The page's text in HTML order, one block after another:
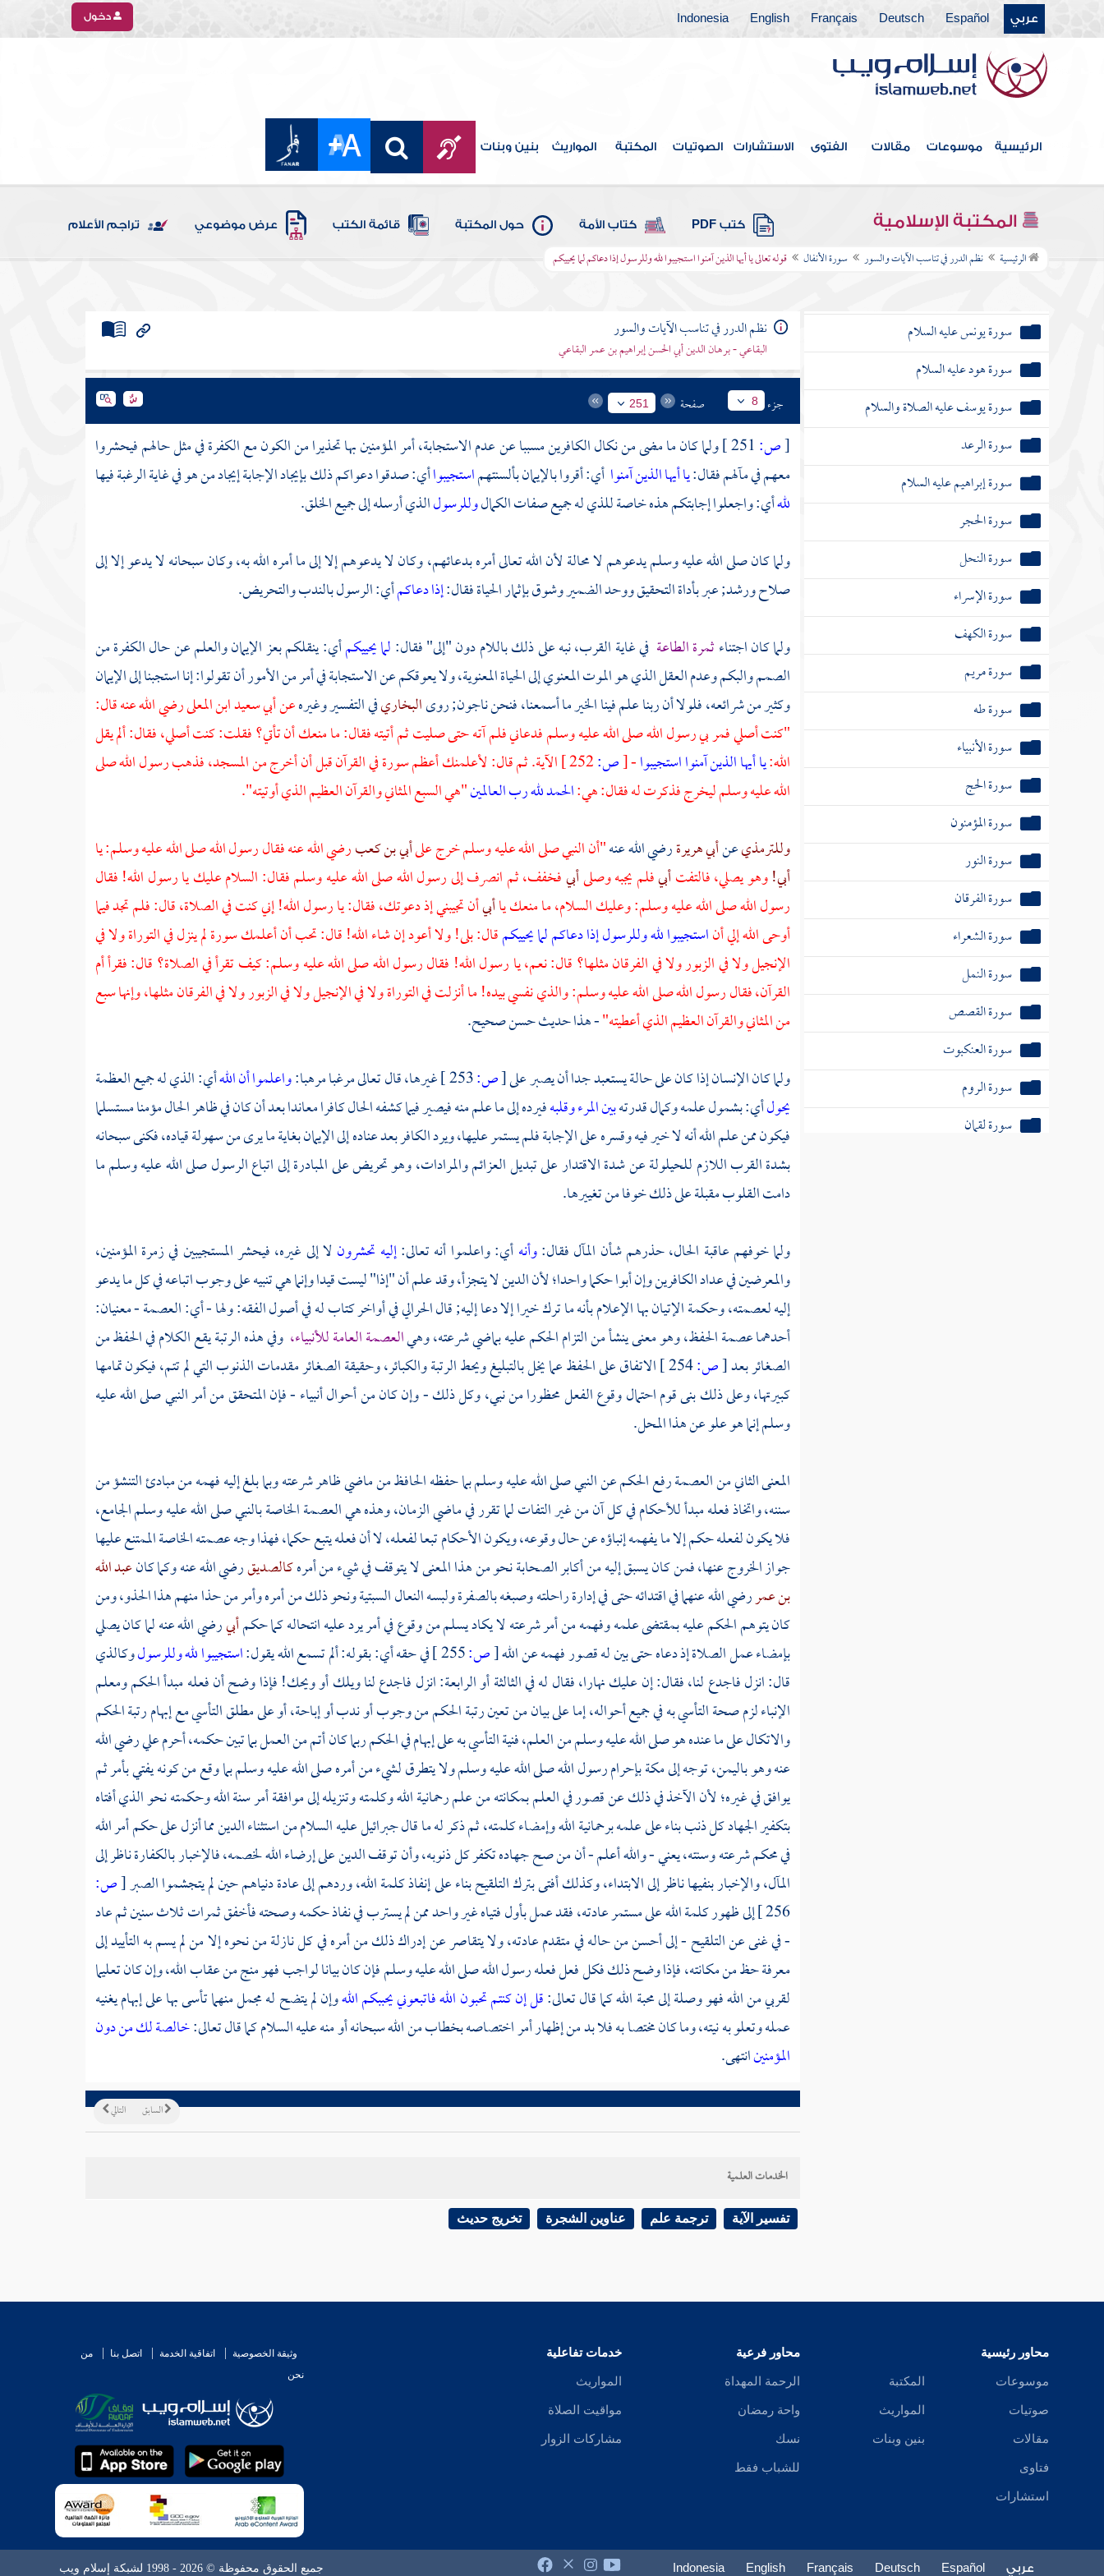
عربي Español
Deutsch
Français
English
Indonesia دخول
الرئيسية موسوعات مقالات الفتوى الاستشارات الصوتيات المكتبة المواريث بنين وبنات
المكتبة الإسلامية كتب PDF كتاب الأمة حول المكتبة قائمة الكتب عرض موضوعي تراجم الأعلام
الرئيسية نظم الدرر في تناسب الآيات والسور سورة الأنفال قوله تعالى يا أيها الذين آمنوا استجيبوا لله وللرسول إذا دعاكم لما يحييكم
سورة البقرة
سورة آل عمران
سورة النساء
سورة " المائدة
سورة الأنعام
سورة الأعراف
سورة الأنفال
سورة يونس عليه السلام
سورة هود عليه السلام
سورة يوسف عليه الصلاة والسلام
سورة الرعد
سورة إبراهيم عليه السلام
سورة الحجر
سورة النحل
سورة الإسراء
سورة الكهف
سورة مريم
سورة طه
سورة الأنبياء
سورة الحج
سورة المؤمنون
سورة النور
سورة الفرقان
سورة الشعراء
سورة النمل
سورة القصص
سورة العنكبوت
سورة الروم
سورة لقمان
سورة الجمعة
سورة التغابن
سورة الطلاق
سورة الملك
سورة الحاقة
نظم الدرر في تناسب الآيات والسور
البقاعي - برهان الدين أبي الحسن إبراهيم بن عمر البقاعي
جزء 8 صفحة 251
[ص:
ولما كان ما مضى من نكال الكافرين مسببا عن عدم الاستجابة، أمر المؤمنين بها تحذيرا من الكون مع الكفرة في مثل حالهم فيحشروا
معهم في مآلهم فقال:يا أيها الذين آمنوا أي: أقروا بالإيمان بألسنتهماستجيبواأي: صدقوا دعواكم ذلك بإيجاد الإجابة إيجاد من هو في غاية الرغبة فيها
للهأي: واجعلوا إجابتكم هذه خاصة للذي له جميع صفات الكمالوللرسولالذي أرسله إلى جميع الخلق.
ولما كان صلى الله عليه وسلم يدعوهم لا محالة لأن الله تعالى أمره بدعائهم، وكان لا يدعوهم إلا إلى ما أمره الله به، وكان سبحانه لا يدعو إلا إلى
صلاح ورشد; عبر بأداة التحقيق ووحد الضمير وشوق بإثمار الحياة فقال:إذا دعاكمأي: الرسول بالندب والتحريض.
ولما كان اجتناءثمرة الطاعة في غاية القرب، نبه على ذلك باللام دون "إلى" فقال:لما يحييكمأي: ينقلكم بعز الإيمان والعلم عن حال الكفرة من
الصمم والبكم وعدم العقل الذي هو الموت المعنوي إلى الحياة المعنوية، ولا يعوقكم عن الاستجابة في أمر من الأمور أن تقولوا: إنا استجبنا إلى الإيمان
وكثير من شرائعه، فلولا أن ربنا علم فينا الخير ما أسمعنا، فنحن ناجون; روىالبخاريفي التفسير وغيرهعنأبي سعيد ابن المعلىرضي الله عنه قال:
"كنت أصلي فمر بي رسول الله صلى الله عليه وسلم فدعاني فلم آته حتى صليت ثم أتيته فقال: ما منعك أن تأتي؟ فقلت: كنت أصلي، فقال: ألم يقل
الله:يا أيها الذين آمنوا استجيبوا-
[ص:
الآية. ثم قال: لأعلمنك أعظم سورة في القرآن قبل أن أخرج من المسجد، فذهب رسول الله صلى
الله عليه وسلم ليخرج فذكرت له فقال: هي:الحمد لله رب العالمين"هي السبع المثاني والقرآن العظيم الذي أوتيته".
وللترمذيعنأبي هريرةرضي الله عنه"أن النبي صلى الله عليه وسلم خرج علىأبي بن كعبرضي الله عنه فقال رسول الله صلى الله عليه وسلم: يا
أبي!وهو يصلي، فالتفتأبيفلم يجبه وصلىأبيفخفف، ثم انصرف إلى رسول الله صلى الله عليه وسلم فقال: السلام عليك يا رسول الله! فقال
رسول الله صلى الله عليه وسلم: وعليك السلام، ما منعك ياأبيأن تجيبني إذ دعوتك، فقال: يا رسول الله! إني كنت في الصلاة، قال: فلم تجد فيما
أوحى الله إلي أناستجيبوا لله وللرسول إذا دعاكم لما يحييكمقال: بلى! ولا أعود إن شاء الله! قال: تحب أن أعلمك سورة لم ينزل في التوراة ولا في
الإنجيل ولا في الزبور ولا في الفرقان مثلها؟ قال: نعم، يا رسول الله! فقال رسول الله صلى الله عليه وسلم: كيف تقرأ في الصلاة؟ قال: فقرأ أم
القرآن، فقال رسول الله صلى الله عليه وسلم: والذي نفسي بيده! ما أنزلت في التوراة ولا في الإنجيل ولا في الزبور ولا في الفرقان مثلها، وإنها سبع
من المثاني والقرآن العظيم الذي أعطيته"- هذا حديث حسن صحيح.
ولما كان الإنسان إذا كان على حالة يستعبد جدا أن يصبر على[ص: غيرها، قال تعالى مرغبا مرهبا:واعلموا أن اللهأي: الذي له جميع العظمة
يحولأي: بشمول علمه وكمال قدرتهبين المرء وقلبهفيرده إلى ما علم منه فيصير فيما كشفه الحال كافرا معاندا بعد أن كان في ظاهر الحال مؤمنا مستسلما
فيكون ممن علم الله أنه لا خير فيه وقسره على الإجابة فلم يستمر عليها، ويرد الكافر بعد عناده إلى الإيمان بغاية ما يرى من سهولة قياده، فكنى سبحانه
بشدة القرب اللازم للحيلولة عن شدة الاقتدار على تبديل العزائم والمرادات، وهو تحريض على المبادرة إلى اتباع الرسول صلى الله عليه وسلم ما
دامت القلوب مقبلة على ذلك خوفا من تغييرها.
ولما خوفهم عاقبة الحال، حذرهم شأن المآل فقال:وأنهأي: واعلموا أنه تعالى:إليه تحشرونلا إلى غيره، فيحشر المستجيبين في زمرة المؤمنين،
والمعرضين في عداد الكافرين وإن أبوا حكما واحدا؛ لأن الدين لا يتجزأ، وقد علم أن "إذا" ليست قيدا وإنما هي تنبيه على وجوب اتباعه في كل ما يدعو
إليه لعصمته، وحكمة الإتيان بها الإعلام بأنه ما ترك خيرا إلا دعا إليه; قال الحرالي في أواخر كتاب له في أصول الفقه: ولها - أي: العصمة - معنيان:
أحدهما عصمة الحفظ، وهو معنى ينشأ من التزام الحكم عليه بماضي شرعته، وهيالعصمة العامة للأنبياء، وفي هذه الرتبة يقع الكلام في الحفظ من
الصغائر بعد[ص:
الاتفاق على الحفظ عما يخل بالتبليغ ويحط الرتبة والكبائر، وحقيقة الصغائر مقدمات الذنوب التي لم تتم، فيكون تمامها
كبيرتها، وعلى ذلك بنى قوم احتمال وقوع الفعل محظورا من نبي، وكل ذلك - وإن كان من أحوال أنبياء - فإن المتحقق من أمر النبي صلى الله عليه
وسلم إنما هو علو عن هذا المحل.
المعنى الثاني من العصمة رفع الحكم عن النبي صلى الله عليه وسلم بما حفظه الحافظ من ماضي ظاهر شرعته وبما بلغ إليه فهمه من مبادئ التنشؤ من
سننه، واتخاذ فعله مبدأ للأحكام في كل آن من غير التفات لما تقرر في ماضي الزمان، وهذه هي العصمة الخاصة بالنبي صلى الله عليه وسلم الجامع،
فلا يكون لفعله حكم إلا ما يفهمه إنباؤه عن حال وقوعه، ويكون الأحكام تبعا لفعله، لا أن فعله يتبع حكما، فهذا وجه عصمته الخاصة الممتنع عليها
جواز الخروج عنها، فمن كان يسبق إليه من أكابر الصحابة نحو من هذا المعنى لا يتوقف في شيء من أمرهكالصديقرضي الله عنه وكما كانعبد الله
بن عمررضي الله عنهما في اقتدائه حتى في إدارة راحلته وصبغه بالصفرة ولبسه النعال السبتية ونحو ذلك من أمره وأمر من حذا منهم هذا الحذو، ومن
كان يتوهم الحكم عليه بمقتضى علمه وفهمه من أمر شرعته لا يكاد يسلم من وقوع في أمر يرد عليه انتحاله كما حكمأبيرضي الله عنه لما كان يصلي
بإمضاء عمل الصلاة إذ دعاه حتى بين له قصور فهمه عن الله[ص: في حقه أي: بقوله: ألم تسمع الله يقول:استجيبوا لله وللرسولوكالذي
قال: انزل فاجدع لنا، فقال: إن عليك نهارا، فقال له في الثالثة أو الرابعة: انزل فاجدع لنا ويلك أو ويحك! فإذا وضح أن فعله مبدأ الحكم ومعلم
الإنباء لزم صحة التأسي به في جميع أحواله، إما على بيان من تعين رتبة الحكم من وجوب أو ندب أو إباحة، أو على مطلق التأسي مع إبهام رتبة الحكم
والاتكال على ما عنده هو صلى الله عليه وسلم من العلم، فنية التأسي به على إبهام في الحكم ربما كان أتم من العمل بما تبين حكمه، أحرم علي رضي الله
عنه وهوباليمن،توجه إلىمكةبإحرام رسول الله صلى الله عليه وسلم ولا يتطرق لشيء من أمره صلى الله عليه وسلم بما وقع من كونه يفتي بأمر ثم
يوافق في غيره؛ لأن الآخذ في ذلك عن قصور في العلم بمكانته من علم رحمانية الله وكلمته وتنزيله إلى موافقة أمر سنة الله وحكمته نحو الذي أفتاه
بتكفير الجهاد كل ذنب بناء على علمه برحمانية الله وإمضاء كلمته، ثم ذكر له ما قالجبرائيلعليه السلام من استثناء الدين مما أنزل على حكم أمر الله
في محكم شرعته وسنته، يعني - والله أعلم - أن من صح جهاده تكفر كل ذنوبه، وأن توقف الدين على إرضاء الله لخصمه، فالإخبار بالكفارة ناظر إلى
المآل، والإخبار بنفيها ناظر إلى الابتداء، وكذلك أفتى بترك التلقيح بناء على إنفاذ كلمة الله، وردهم إلى عادة دنياهم حين لم يتجشموا الصبر[ص:
256 ] إلى ظهور كلمة الله على مستمر عادته، فقد عمل بأول فتياه غير واحد ممن لم يسترب في نفاذ حكمه وصحته فأخفق ثمرات ثلاث سنين ثم عاد
- في غنى عن التلقيح - إلى أحسن من حاله في متقدم عادته، ولا يتقاصر عن إدراك ذلك من أمره في كل نازلة من نحوه إلا من لم يسم به التأييد إلى
معرفة حظ من مكانته، فإذا وضح ذلك فكل فعل فعله رسول الله صلى الله عليه وسلم فإن كان بيانا لواجب فهو منج من عقاب الله، وإن كان تعليما
لقربي من الله فهو وصلة إلى محبة الله كما قال تعالى:قل إن كنتم تحبون الله فاتبعوني يحببكم اللهوإن لم يتضح له مجمل منهما تأسى بها على إبهام يغنيه
عمله وتعلو به نيته، وما كان مختصا به فلا بد من إظهار أمر اختصاصه بخطاب من الله سبحانه أو منه عليه السلام كما قال تعالى:خالصة لك من دون
المؤمنينانتهى.
التالي السابق
الخدمات العلمية
تفسير الآية ترجمة علم عناوين الشجرة تخريج حديث
محاور رئيسية
موسوعات
صوتيات
مقالات
فتاوى
استشارات
المكتبة
المواريث
بنين وبنات
محاور فرعية
الرحمة المهداة
واحة رمضان
نسك
للشباب فقط
خدمات تفاعلية
المواريث
مواقيت الصلاة
مشاركات الزوار
وثيقة الخصوصية اتفاقية الخدمة اتصل بنا
من
نحن
عربي Español
Deutsch
Français
English
Indonesia جميع الحقوق محفوظة © 2026 - 1998 لشبكة إسلام ويب